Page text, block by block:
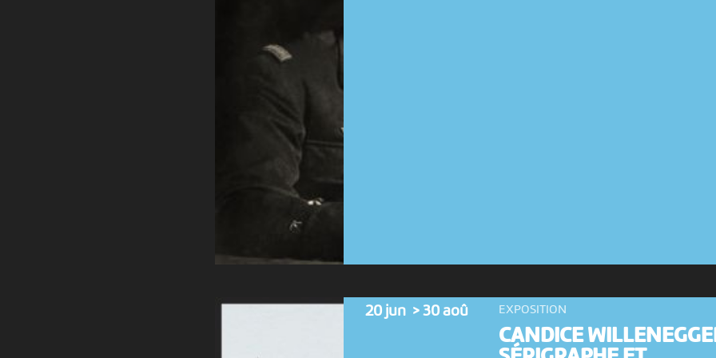
20 jun > 30 aoû EXPOSITION
CANDICE